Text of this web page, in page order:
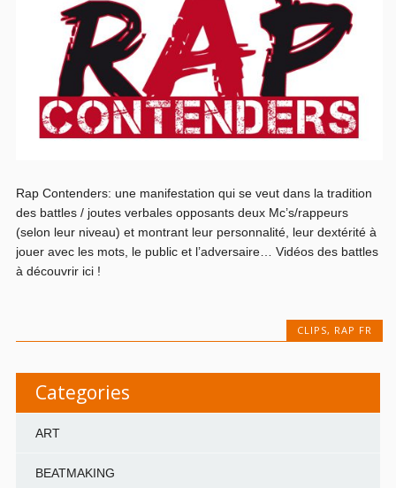
Rap Contenders: une manifestation qui se veut dans la tradition
des battles / joutes verbales opposants deux Mc’s/rappeurs
(selon leur niveau) et montrant leur personnalité, leur dextérité à
jouer avec les mots, le public et l’adversaire… Vidéos des battles
à découvrir ici !
CLIPS, RAP FR
Categories
ART
BEATMAKING